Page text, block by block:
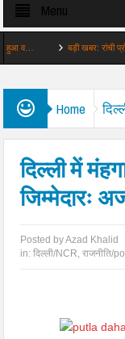
Menu
बड़ी खबर: रांची प्रोटेस्ट
Home
दिल्ली में
जिम्मेदारः
Posted byAzad Khalid
in:दिल्ली/NCR,राजनीति/